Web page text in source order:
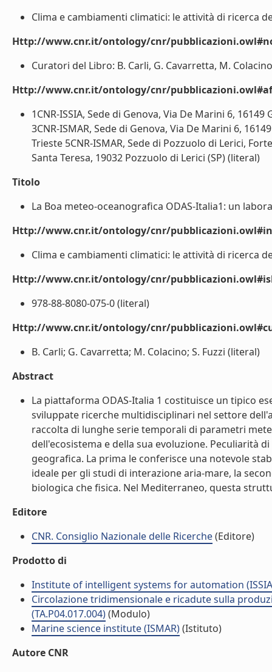
Clima e cambiamenti climatici: le attività di ricerca
Http://www.cnr.it/ontology/cnr/
Curatori del Libro: B. Carli, G. Cavarretta, M.
Http://www.cnr.it/ontology/cnr/
1CNR-ISSIA, Sede di Genova, Via De Marini 6,
3CNR-ISMAR, Sede di Genova, Via De Marini 6,
Trieste 5CNR-ISMAR, Sede di Pozzuolo di Lerici,
Santa Teresa, 19032 Pozzuolo di Lerici (SP) (literal)
Titolo
La Boa meteo-oceanografica ODAS-Italia1: un
Http://www.cnr.it/ontology/cnr/
Clima e cambiamenti climatici: le attività di ricerca
Http://www.cnr.it/ontology/cnr/
978-88-8080-075-0 (literal)
Http://www.cnr.it/ontology/cnr/
B. Carli; G. Cavarretta; M. Colacino; S. Fuzzi (literal)
Abstract
La piattaforma ODAS-Italia 1 costituisce un tipico
sviluppate ricerche multidisciplinari nel settore
raccolta di lunghe serie temporali di parametri
dell'ecosistema e della sua evoluzione. Peculiarità
geografica. La prima le conferisce una notevole
ideale per gli studi di interazione aria-mare, la
biologica che fisica. Nel Mediterraneo, questa
Editore
CNR. Consiglio Nazionale delle Ricerche(Editore)
Prodotto di
Institute of intelligent systems for automation
Circolazione tridimensionale e ricadute sulla
(TA.P04.017.004)(Modulo)
Marine science institute (ISMAR)(Istituto)
Autore CNR